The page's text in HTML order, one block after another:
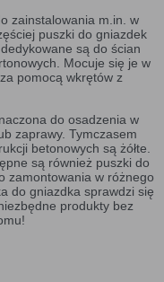
zainstalowania m.in. w
puszki do gniazdek
są do ścian
Mocuje się je w
pomocą wkrętów z
do osadzenia w
zaprawy. Tymczasem
betonowych są żółte.
są również puszki do
zamontowania w różnego
do gniazdka sprawdzi się
produkty bez